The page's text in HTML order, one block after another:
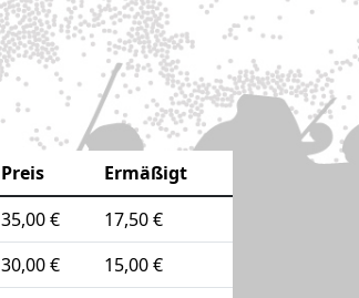
Preis
Ermäßigt
35,00 €
17,50 €
30,00 € 15,00 €